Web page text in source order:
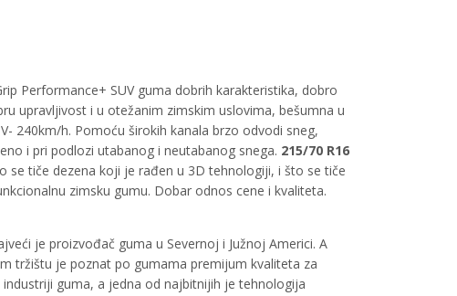
Performance+ SUV guma dobrih karakteristika, dobro
upravljivost i u otežanim zimskim uslovima, bešumna u
240km/h. Pomoću širokih kanala brzo odvodi sneg,
i pri podlozi utabanog i neutabanog snega. 215/70 R16
se tiče dezena koji je rađen u 3D tehnologiji, i što se tiče
zimsku gumu. Dobar odnos cene i kvaliteta.
je proizvođač guma u Severnoj i Južnoj Americi. A
tržištu je poznat po gumama premijum kvaliteta za
guma, a jedna od najbitnijih je tehnologija